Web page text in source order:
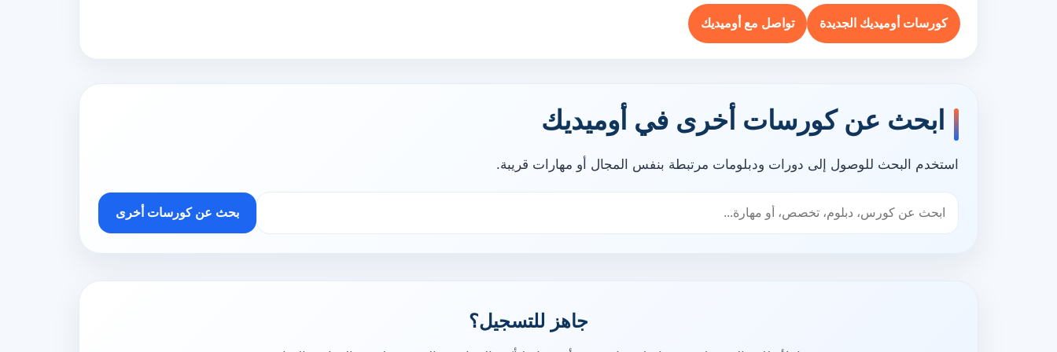
كورسات أوميديك الجديدة تواصل مع أوميديك
ابحث عن كورسات أخرى في أوميديك
استخدم البحث للوصول إلى دورات ودبلومات مرتبطة بنفس المجال أو مهارات قريبة.
بحث عن كورسات أخرى
جاهز للتسجيل؟